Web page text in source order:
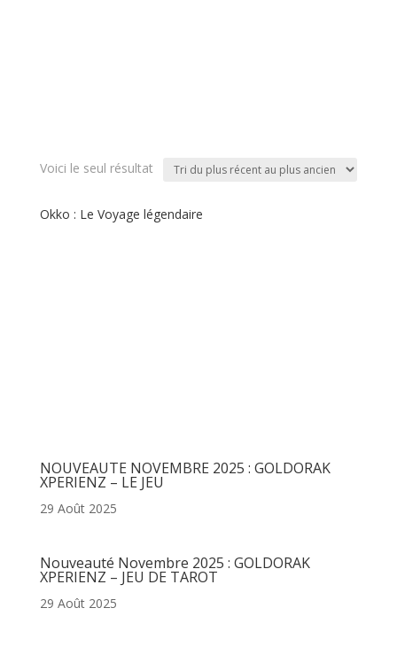
Voici le seul résultat
Okko : Le Voyage légendaire
NOUVEAUTE NOVEMBRE 2025 : GOLDORAK
XPERIENZ – LE JEU
29 Août 2025
Nouveauté Novembre 2025 : GOLDORAK
XPERIENZ – JEU DE TAROT
29 Août 2025